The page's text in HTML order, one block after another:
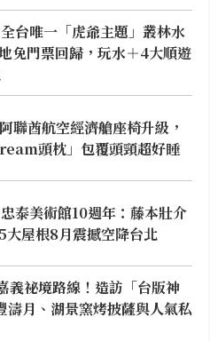
全台唯一「虎爺主題」叢林水
免門票回歸，玩水＋4大順遊
聯酋航空經濟艙座椅升級，
頭枕」包覆頭頸超好睡
泰美術館10週年：藤本壯介
大屋根8月震撼空降台北
義祕境路線！造訪「台版神
濤月、湖景窯烤披薩與人氣私